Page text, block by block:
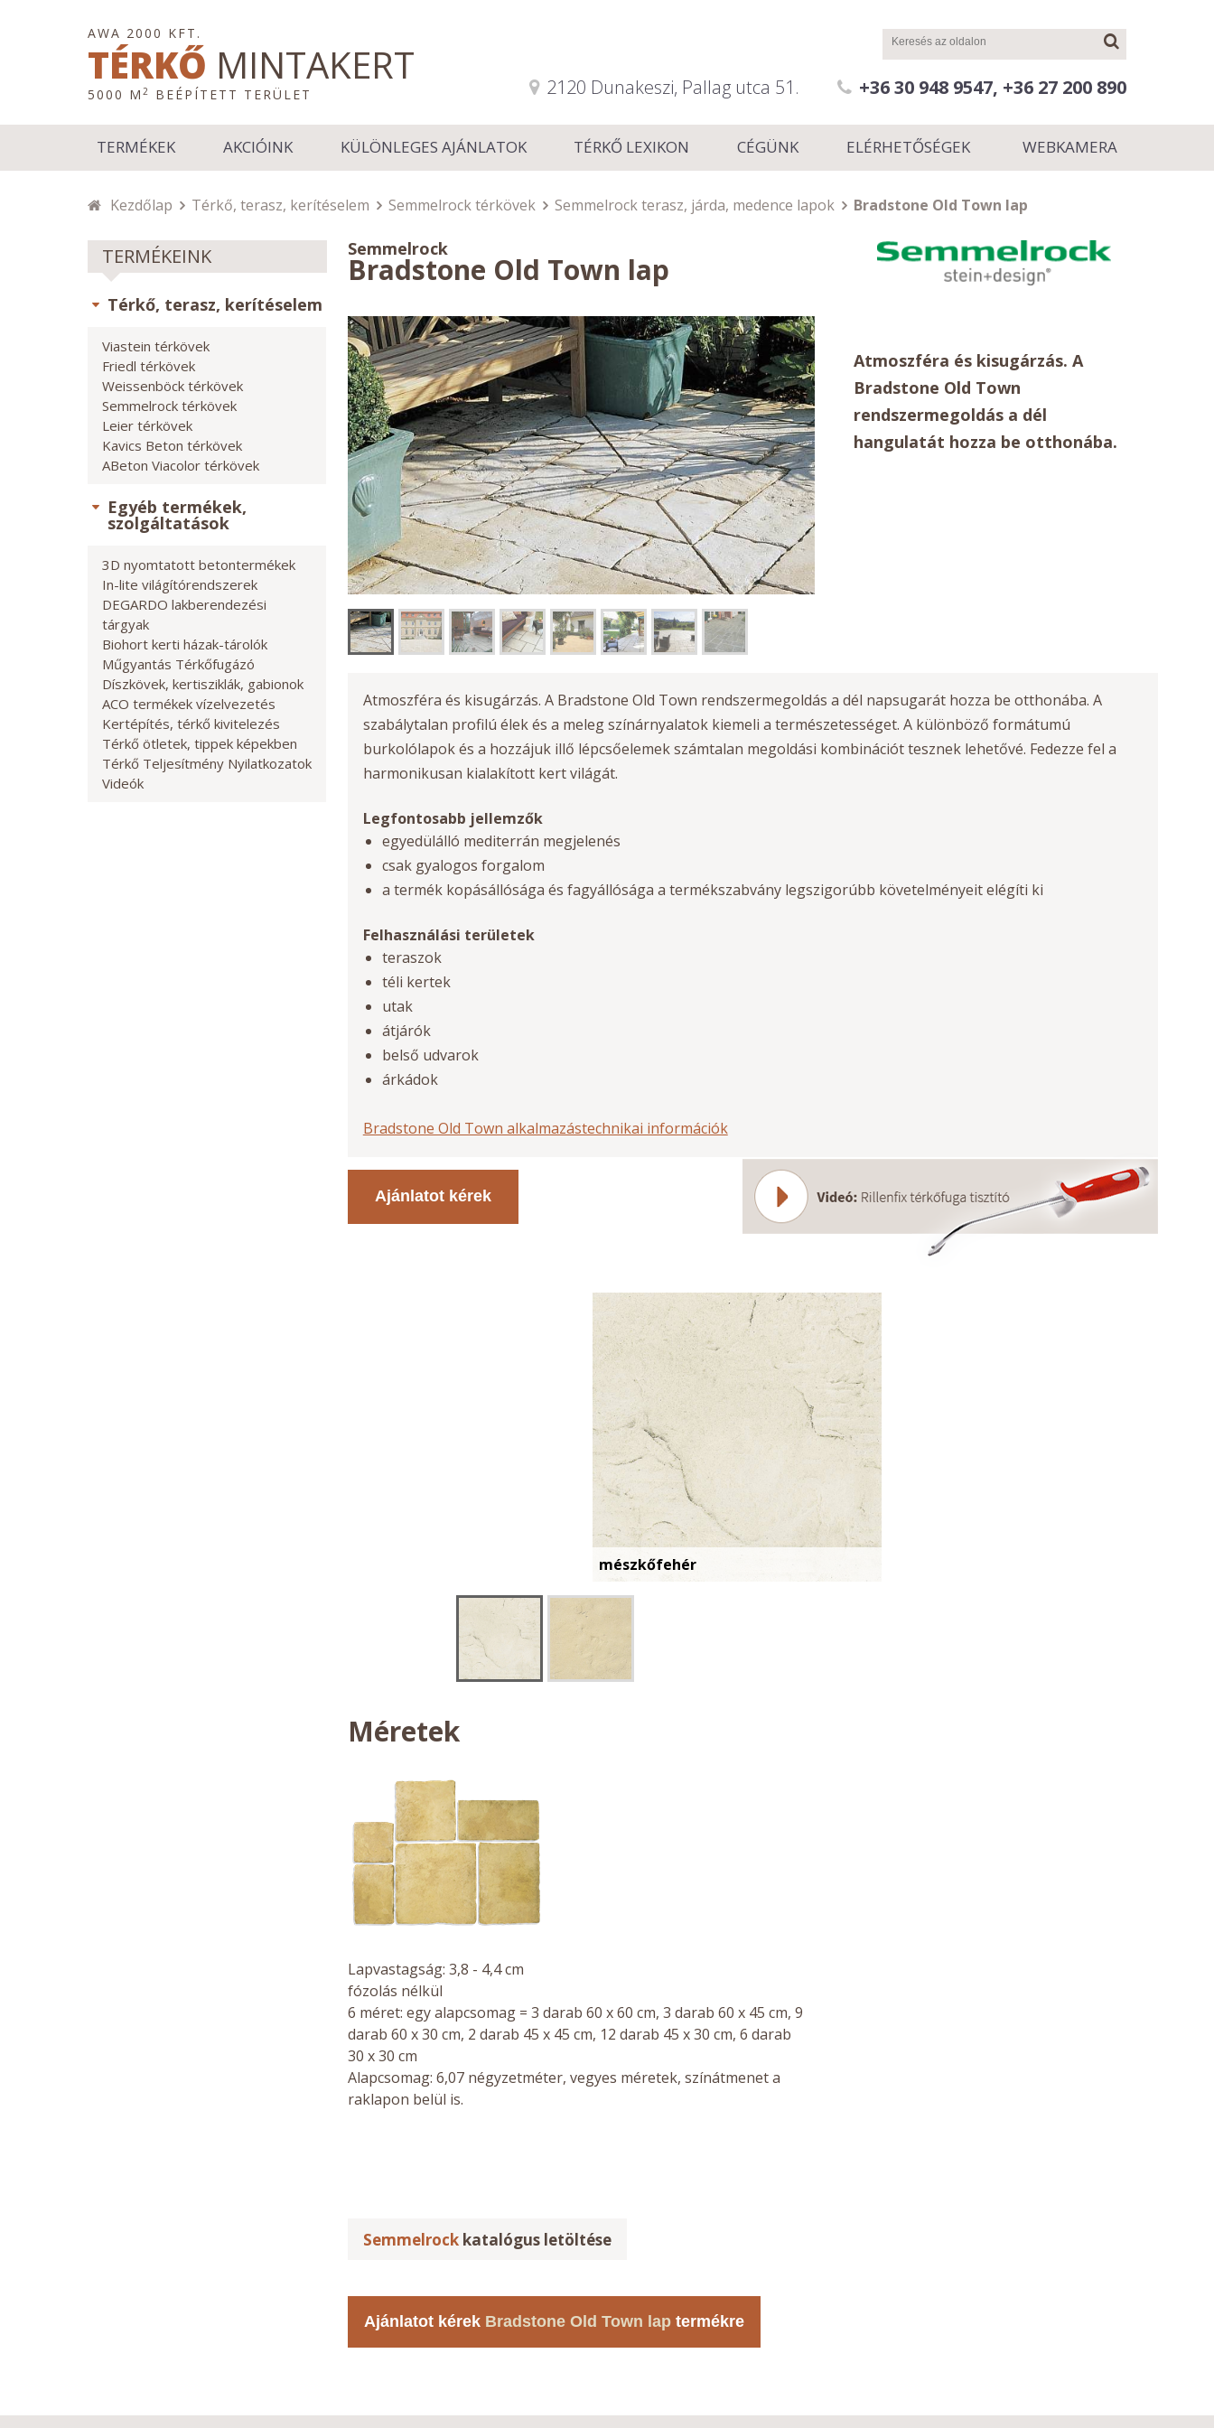
AWA 2000 KFT.
TÉRKŐ MINTAKERT
5000 M 2 BEÉPÍTETT TERÜLET 2120 Dunakeszi, Pallag utca 51. +36 30 948 9547, +36 27 200 890
TERMÉKEK AKCIÓINK KÜLÖNLEGES AJÁNLATOK TÉRKŐ LEXIKON CÉGÜNK ELÉRHETŐSÉGEK WEBKAMERA
Kezdőlap Térkő, terasz, kerítéselem Semmelrock térkövek Semmelrock terasz, járda, medence lapok Bradstone Old Town lap
TERMÉKEINK
Térkő, terasz, kerítéselem
Viastein térkövek
Friedl térkövek
Weissenböck térkövek
Semmelrock térkövek
Leier térkövek
Kavics Beton térkövek
ABeton Viacolor térkövek
Egyéb termékek,
szolgáltatások
3D nyomtatott betontermékek
In-lite világítórendszerek
DEGARDO lakberendezési
tárgyak
Biohort kerti házak-tárolók
Műgyantás Térkőfugázó
Díszkövek, kertisziklák, gabionok
ACO termékek vízelvezetés
Kertépítés, térkő kivitelezés
Térkő ötletek, tippek képekben
Térkő Teljesítmény Nyilatkozatok
Videók
Semmelrock
Bradstone Old Town lap
Atmoszféra és kisugárzás. A
Bradstone Old Town
rendszermegoldás a dél
hangulatát hozza be otthonába.
Atmoszféra és kisugárzás. A Bradstone Old Town rendszermegoldás a dél napsugarát hozza be otthonába. A
szabálytalan profilú élek és a meleg színárnyalatok kiemeli a természetességet. A különböző formátumú
burkolólapok és a hozzájuk illő lépcsőelemek számtalan megoldási kombinációt tesznek lehetővé. Fedezze fel a
harmonikusan kialakított kert világát.
Legfontosabb jellemzők
egyedülálló mediterrán megjelenés
csak gyalogos forgalom
a termék kopásállósága és fagyállósága a termékszabvány legszigorúbb követelményeit elégíti ki
Felhasználási területek
teraszok
téli kertek
utak
átjárók
belső udvarok
árkádok
Bradstone Old Town alkalmazástechnikai információk
Ajánlatot kérek
mészkőfehér
Méretek
Lapvastagság: 3,8 - 4,4 cm
fózolás nélkül
6 méret: egy alapcsomag = 3 darab 60 x 60 cm, 3 darab 60 x 45 cm, 9
darab 60 x 30 cm, 2 darab 45 x 45 cm, 12 darab 45 x 30 cm, 6 darab
30 x 30 cm
Alapcsomag: 6,07 négyzetméter, vegyes méretek, színátmenet a
raklapon belül is.
Semmelrockkatalógus letöltése
Ajánlatot kérek Bradstone Old Town laptermékre